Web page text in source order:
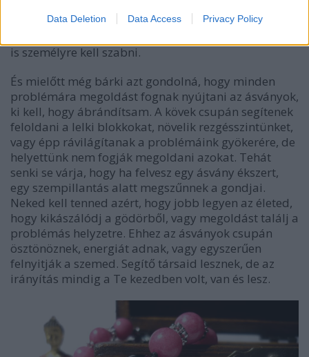
Data Deletion Data Access Privacy Policy
eltérő életkörülményekkel, különböző élethelyzetben
is személyre kell szabni.
És mielőtt még bárki azt gondolná, hogy minden
problémára megoldást fognak nyújtani az ásványok,
ki kell, hogy ábrándítsam. A kövek csupán segítenek
feloldani a lelki blokkokat, növelik rezgésszintünket,
vagy épp rávilágítanak a problémáink gyökerére, de
helyettünk nem fogják megoldani azokat. Tehát
senki se várja, hogy ha felvesz egy ásvány ékszert,
egy szempillantás alatt megszűnnek a gondjai.
Neked kell tenned azért, hogy jobb legyen az életed,
hogy kikászálódj a gödörből, vagy megoldást találj a
problémás helyzetre. Ehhez az ásványok csupán
ösztönöznek, energiát adnak, vagy egyszerűen
felnyitják a szemed. Segítő társaid lesznek, de az
irányítás mindig a Te kezedben volt, van és lesz.